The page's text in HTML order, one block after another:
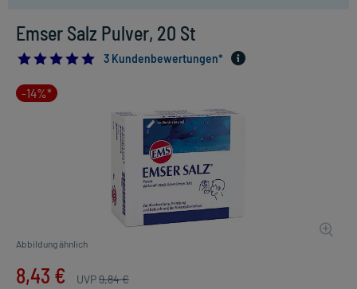
Emser Salz Pulver, 20 St
5.0
3 Kundenbewertungen*
-14%*
Abbildung ähnlich
8,43 € UVP9,84 €